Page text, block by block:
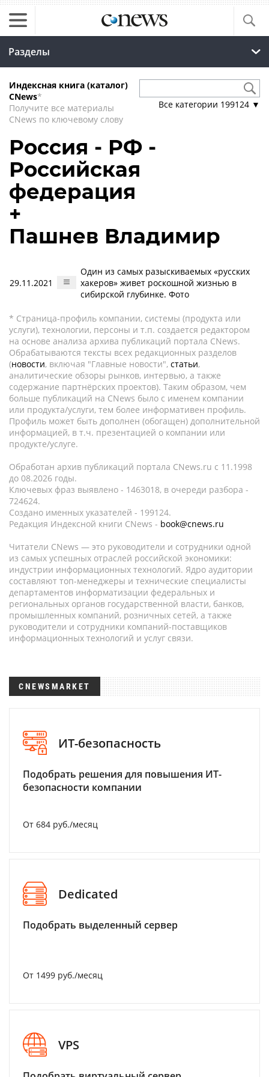
Разделы
Индексная книга (каталог)
CNews*
Получите все материалы
CNews по ключевому слову
Все категории 199124 ▼
Россия - РФ -
Российская
федерация
+
Пашнев Владимир
29.11.2021
Один из самых разыскиваемых «русских
хакеров» живет роскошной жизнью в
сибирской глубинке. Фото
* Страница-профиль компании, системы (продукта или
услуги), технологии, персоны и т.п. создается редактором
на основе анализа архива публикаций портала CNews.
Обрабатываются тексты всех редакционных разделов
(новости, включая "Главные новости", статьи,
аналитические обзоры рынков, интервью, а также
содержание партнёрских проектов). Таким образом, чем
больше публикаций на CNews было с именем компании
или продукта/услуги, тем более информативен профиль.
Профиль может быть дополнен (обогащен) дополнительной
информацией, в т.ч. презентацией о компании или
продукте/услуге.
Обработан архив публикаций портала CNews.ru c 11.1998
до 08.2026 годы.
Ключевых фраз выявлено - 1463018, в очереди разбора -
724624.
Создано именных указателей - 199124.
Редакция Индексной книги CNews - book@cnews.ru
Читатели CNews — это руководители и сотрудники одной
из самых успешных отраслей российской экономики:
индустрии информационных технологий. Ядро аудитории
составляют топ-менеджеры и технические специалисты
департаментов информатизации федеральных и
региональных органов государственной власти, банков,
промышленных компаний, розничных сетей, а также
руководители и сотрудники компаний-поставщиков
информационных технологий и услуг связи.
CNEWSMARKET
ИТ-безопасность
Подобрать решения для повышения ИТ-
безопасности компании
От 684 руб./месяц
Dedicated
Подобрать выделенный сервер
От 1499 руб./месяц
VPS